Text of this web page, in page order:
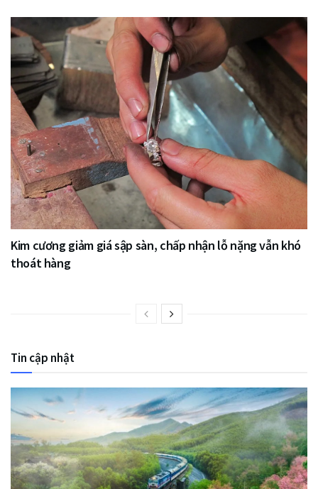
Kim cương giảm giá sập sàn, chấp nhận lỗ nặng vẫn khó
thoát hàng
Tin cập nhật